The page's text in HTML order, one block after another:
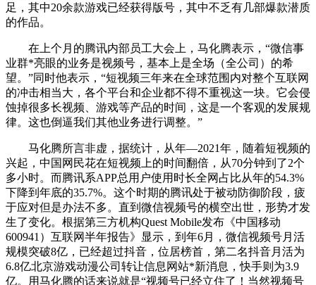
足，其中20余款游戏已经获得版号，其中不乏有几部爆款潜质
的作品。
在上个月的腾讯内部员工大会上，马化腾表示，“微信事
业群*亮眼的业务是视频号，基本上是全场（全公司）的希
望。”同时他表示，“短视频三年来在全球范围内对整个互联网
的冲击相当大，各个平台和企业都不得不重视这一块。它会侵
蚀掉很多长视频、游戏等产品的时间，这是一个客观的发展规
律。这也倒逼我们其他业务进行调整。”
马化腾所言非虚，据统计，从年—2021年，随着短视频的
兴起，中国网民花在短视频上的时间翻倍，从70分钟到了2个
多小时。而腾讯系APP总用户使用时长全网占比从年的54.3%
下降到年底的35.7%。这个时期的腾讯处于被动防御阶段，疲
于应对但是办法不多。直到微信视频号的横空出世，形势才发
生了变化。根据第三方机构Quest Mobile发布《中国移动
600941）互联网半年报告》显示，到年6月，微信视频号月活
规模突破8亿，已经超过抖音，位居榜首，第二名抖音月活为
6.8亿北京游戏动漫公司转让信息网站*新消息，快手则为3.9
亿。用马化腾的话来说就是“视频号已经立住了！当然视频号